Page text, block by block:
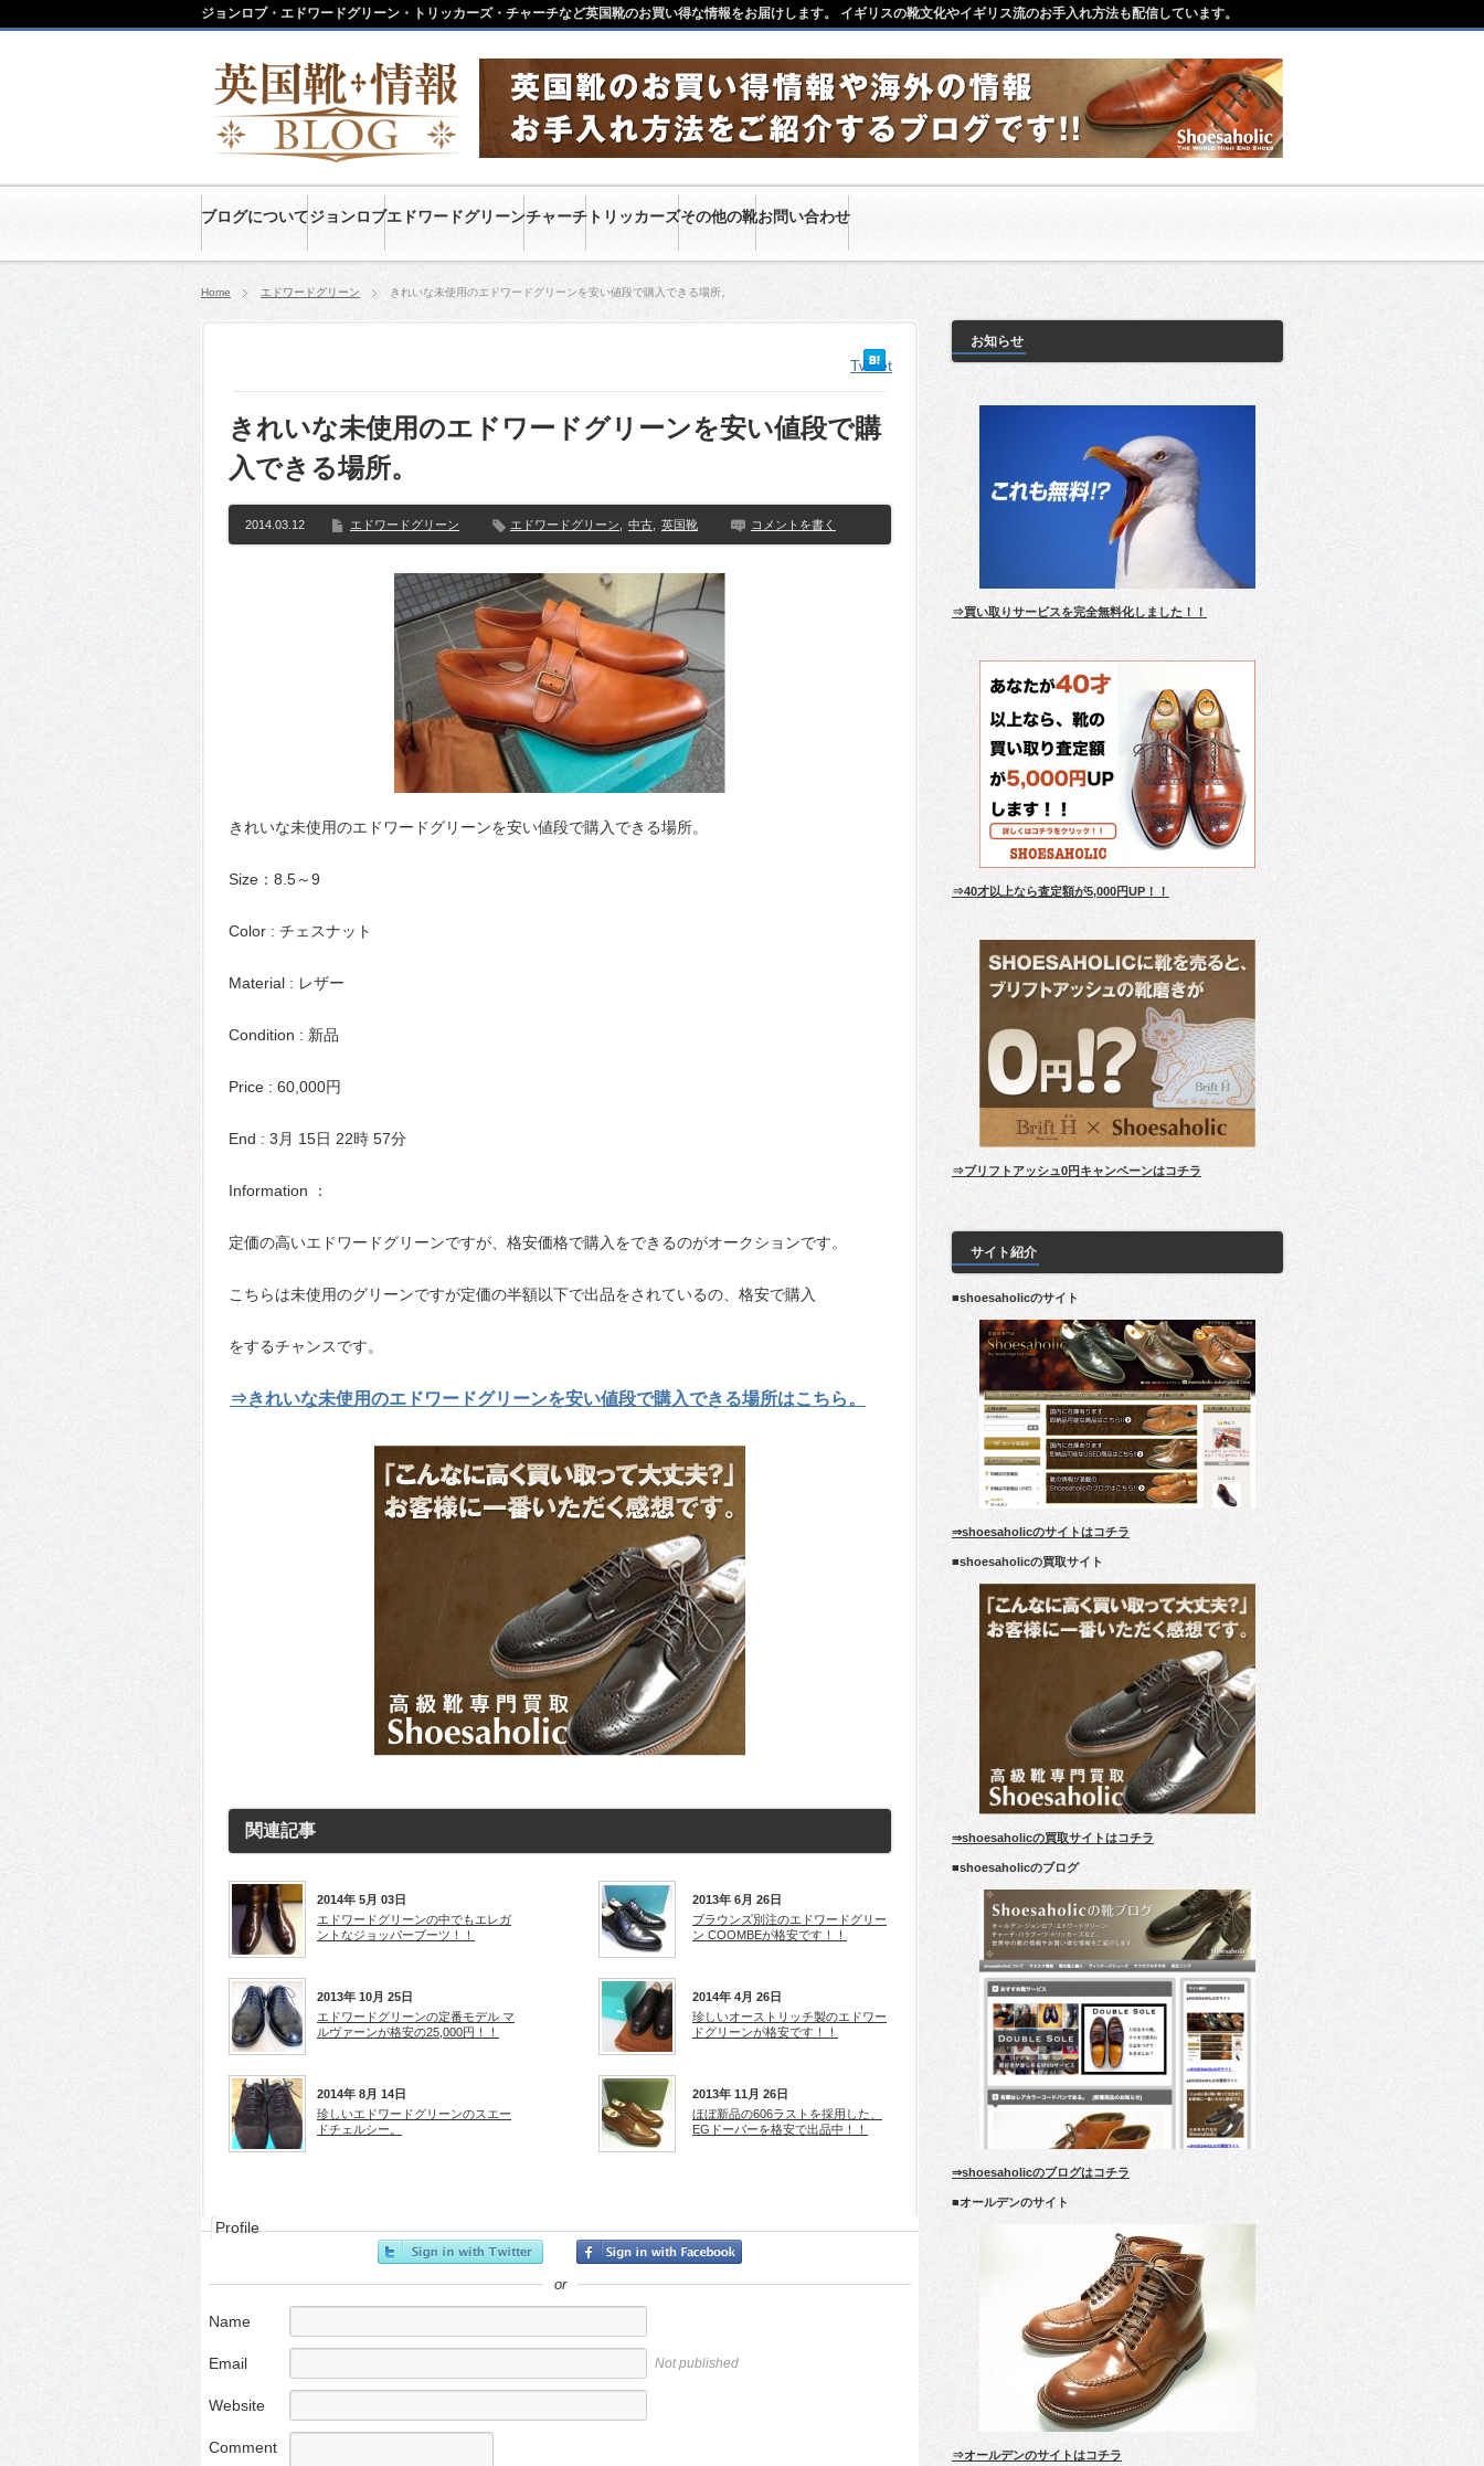
ブログについてジョンロブエドワードグリーンチャーチ トリッカーズその他の靴お問い合わせ
ジョンロブ・エドワードグリーン・トリッカーズ・チャーチなど英国靴のお買い得な情報をお届けします。 イギリスの靴文化やイギリス流のお手入れ方法も配信しています。
Home エドワードグリーン きれいな未使用のエドワードグリーンを安い値段で購入できる場所。
Tweet
きれいな未使用のエドワードグリーンを安い値段で購
入できる場所。
2014.03.12 エドワードグリーン エドワードグリーン 中古 英国靴 コメントを書く
きれいな未使用のエドワードグリーンを安い値段で購入できる場所。
Size：8.5～9
Color : チェスナット
Material : レザー
Condition : 新品
Price : 60,000円
End : 3月 15日 22時 57分
Information ：
定価の高いエドワードグリーンですが、格安価格で購入をできるのがオークションです。
こちらは未使用のグリーンですが定価の半額以下で出品をされているの、格安で購入
をするチャンスです。
⇒きれいな未使用のエドワードグリーンを安い値段で購入できる場所はこちら。
関連記事
2014年 5月 03日
エドワードグリーンの中でもエレガ
ントなジョッパーブーツ！！
2013年 6月 26日
ブラウンズ別注のエドワードグリー
ン COOMBEが格安です！！
2013年 10月 25日
エドワードグリーンの定番モデル マ
ルヴァーンが格安の25,000円！！
2014年 4月 26日
珍しいオーストリッチ製のエドワー
ドグリーンが格安です！！
2014年 8月 14日
珍しいエドワードグリーンのスエー
ドチェルシー。
2013年 11月 26日
ほぼ新品の606ラストを採用した、
EGドーバーを格安で出品中！！
Profile
or
Name
Email Not published
Website
Comment
お知らせ
⇒買い取りサービスを完全無料化しました！！
⇒40才以上なら査定額が5,000円UP！！
⇒ブリフトアッシュ0円キャンペーンはコチラ
サイト紹介
■shoesaholicのサイト
⇒shoesaholicのサイトはコチラ
■shoesaholicの買取サイト
⇒shoesaholicの買取サイトはコチラ
■shoesaholicのブログ
⇒shoesaholicのブログはコチラ
■オールデンのサイト
⇒オールデンのサイトはコチラ